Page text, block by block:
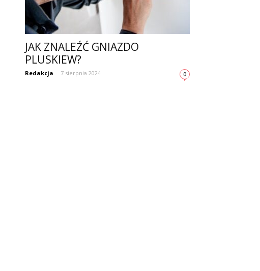
JAK ZNALEŹĆ GNIAZDO
PLUSKIEW?
Redakcja - 7 sierpnia 2024 0